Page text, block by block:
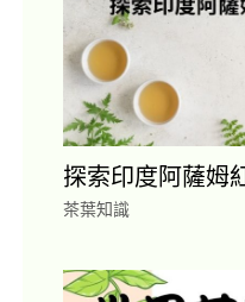
探索印度阿薩姆
茶葉知識